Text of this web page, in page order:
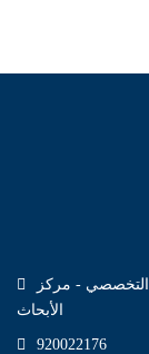
- مركز
الأبحاث
920022176